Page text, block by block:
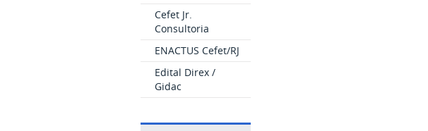
Cefet Jr.
Consultoria
ENACTUS Cefet/RJ
Edital Direx /
Gidac